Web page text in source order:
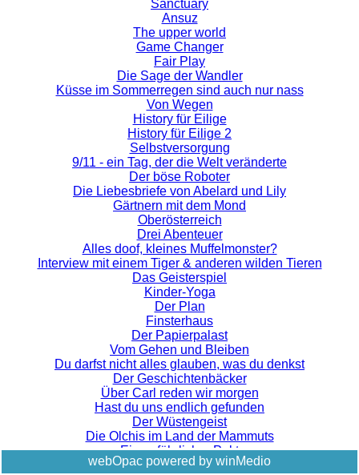
Sanctuary
Ansuz
The upper world
Game Changer
Fair Play
Die Sage der Wandler
Küsse im Sommerregen sind auch nur nass
Von Wegen
History für Eilige
History für Eilige 2
Selbstversorgung
9/11 - ein Tag, der die Welt veränderte
Der böse Roboter
Die Liebesbriefe von Abelard und Lily
Gärtnern mit dem Mond
Oberösterreich
Drei Abenteuer
Alles doof, kleines Muffelmonster?
Interview mit einem Tiger & anderen wilden Tieren
Das Geisterspiel
Kinder-Yoga
Der Plan
Finsterhaus
Der Papierpalast
Vom Gehen und Bleiben
Du darfst nicht alles glauben, was du denkst
Der Geschichtenbäcker
Über Carl reden wir morgen
Hast du uns endlich gefunden
Der Wüstengeist
Die Olchis im Land der Mammuts
Ein gefährlicher Pakt
Tatort der Kuscheltiere
webOpac powered by winMedio